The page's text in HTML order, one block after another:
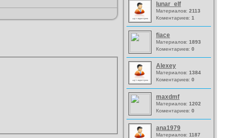
lunar_elf
Материалов: 2113
Коментариев: 1
fiace
Материалов: 1893
Коментариев: 0
Alexey
Материалов: 1384
Коментариев: 0
maxdmf
Материалов: 1202
Коментариев: 0
ana1979
Материалов: 1187